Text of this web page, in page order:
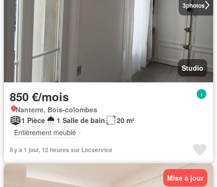
3photos
Studio
850 €/mois
Nanterre, Bois-colombes
1 Pièce
1 Salle de bain
20 m²
Entièrement meublé
Il y a 1 jour, 12 heures sur Locservice
Mise à jour